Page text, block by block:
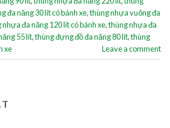
đa năng 30 lít có bánh xe,thùng nhựa vuông đa
nhựa đa năng 120 lít có bánh xe,thùng nhựa đa
55 lít,thùng đựng đồ đa năng 80 lít,thùng
xe
Leave a comment